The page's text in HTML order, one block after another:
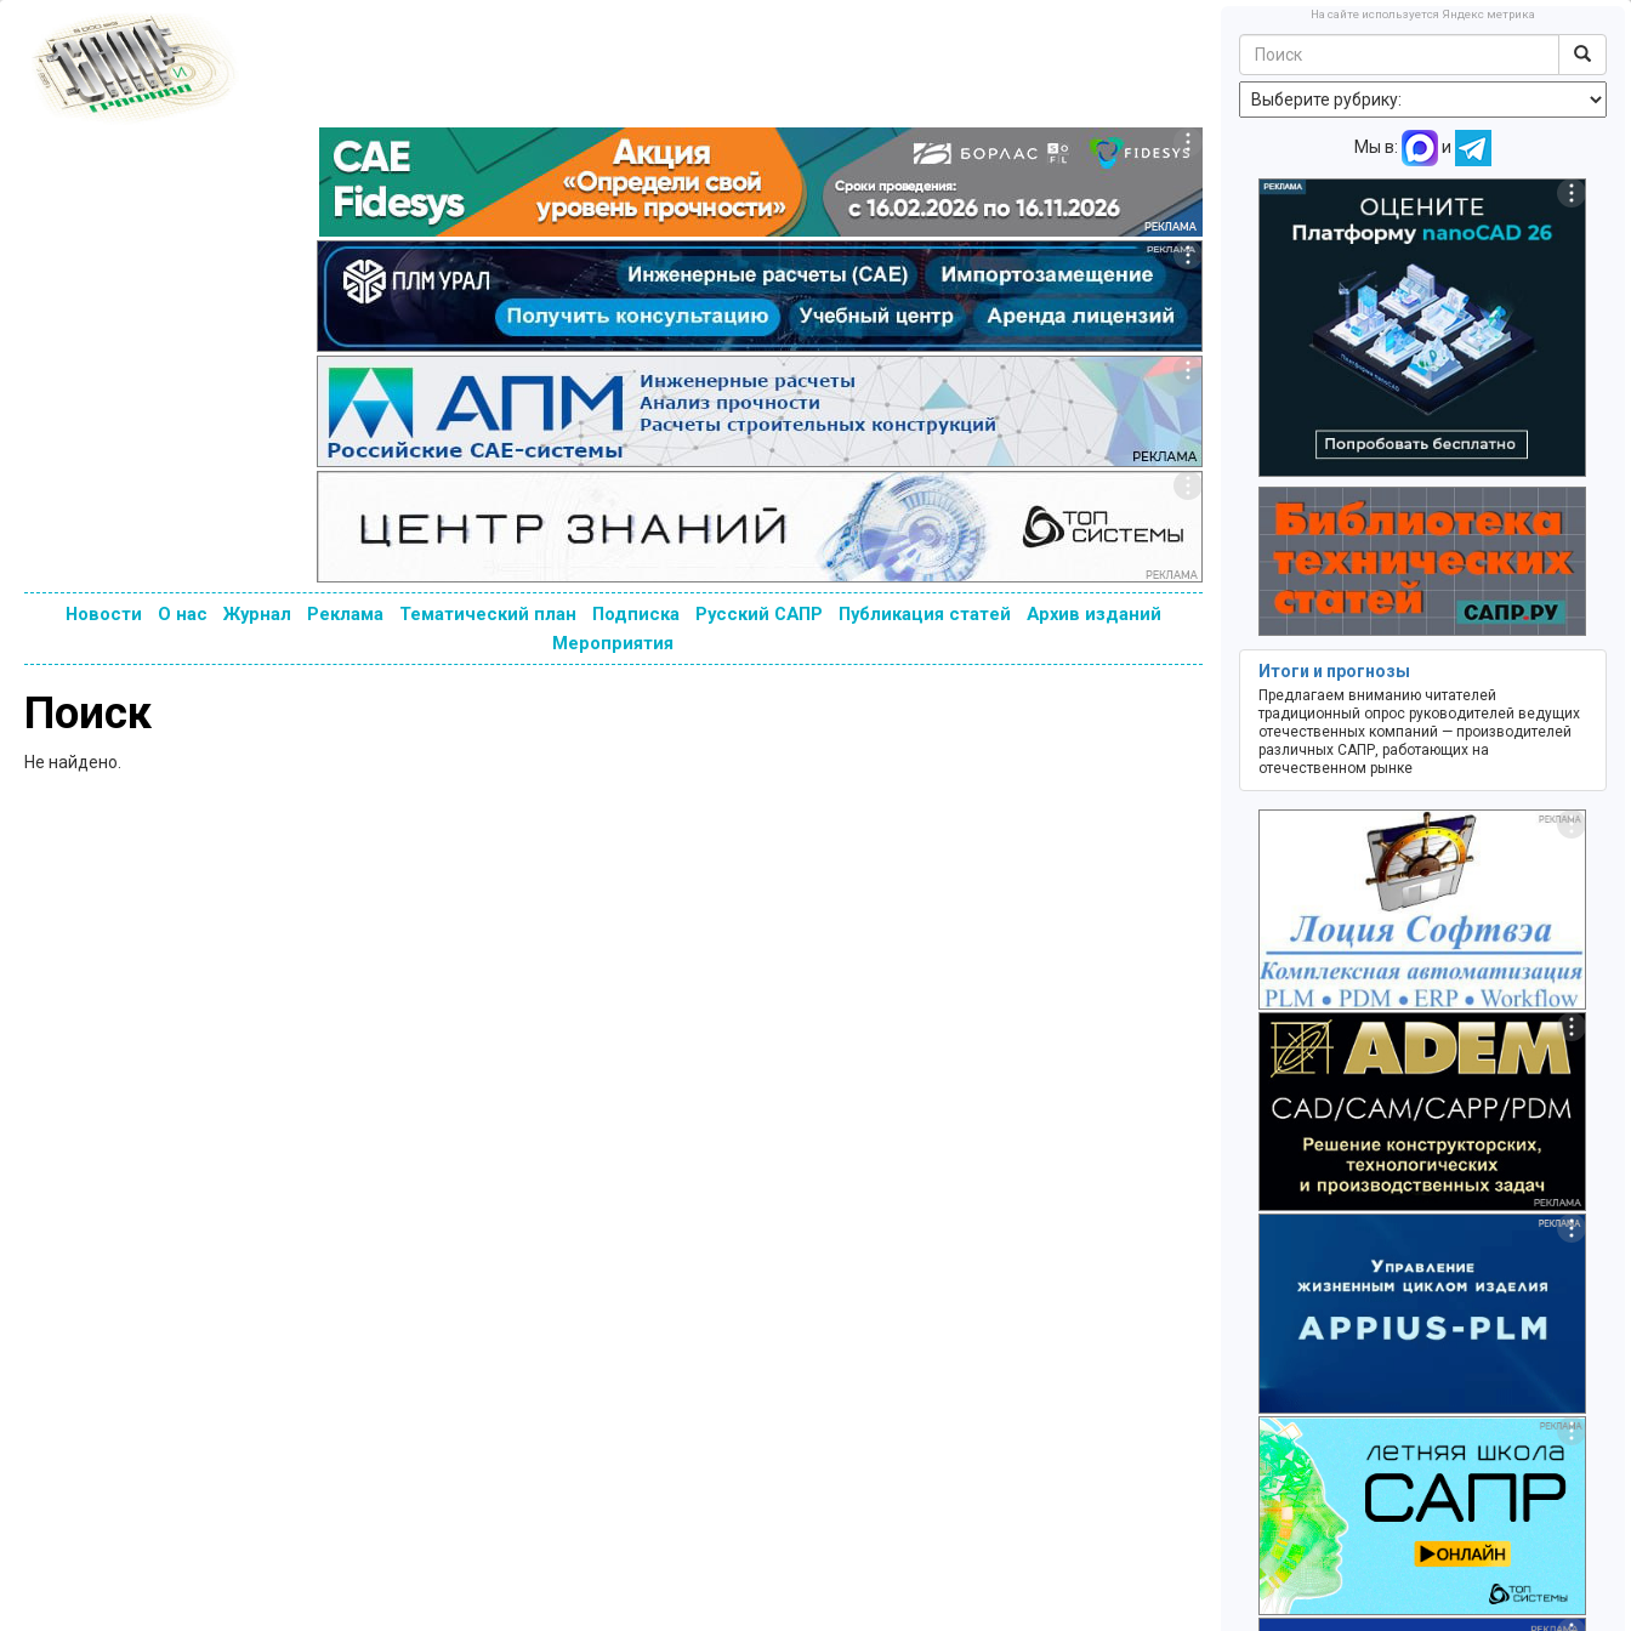
Новости О нас Журнал Реклама Тематический план Подписка Русский САПР Публикация статей
Архив изданий
Мероприятия
Поиск
Не найдено.
На сайте используется Яндекс метрика
Мы в: и
Итоги и прогнозы
Предлагаем вниманию читателей
традиционный опрос руководителей ведущих
отечественных компаний — производителей
различных САПР, работающих на
отечественном рынке